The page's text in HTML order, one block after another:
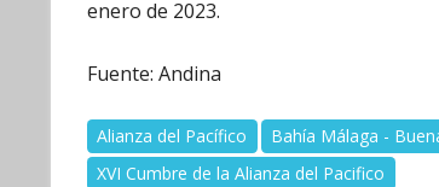
enero de 2023.
Fuente: Andina
Alianza del Pacífico Bahía Málaga -
XVI Cumbre de la Alianza del Pacifico